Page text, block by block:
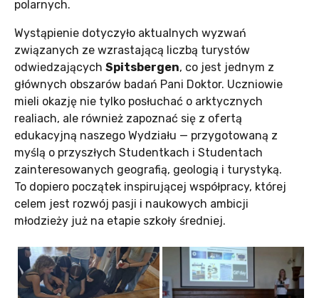
polarnych.
Wystąpienie dotyczyło aktualnych wyzwań
związanych ze wzrastającą liczbą turystów
odwiedzających Spitsbergen, co jest jednym z
głównych obszarów badań Pani Doktor. Uczniowie
mieli okazję nie tylko posłuchać o arktycznych
realiach, ale również zapoznać się z ofertą
edukacyjną naszego Wydziału — przygotowaną z
myślą o przyszłych Studentkach i Studentach
zainteresowanych geografią, geologią i turystyką.
To dopiero początek inspirującej współpracy, której
celem jest rozwój pasji i naukowych ambicji
młodzieży już na etapie szkoły średniej.